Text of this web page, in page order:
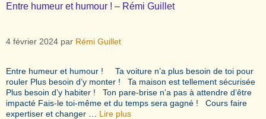
Entre humeur et humour ! – Rémi Guillet
4 février 2024 par Rémi Guillet
Entre humeur et humour ! Ta voiture n’a plus besoin de toi pour
rouler Plus besoin d’y monter ! Ta maison est tellement sécurisée
Plus besoin d’y habiter ! Ton pare-brise n’a pas à attendre d’être
impacté Fais-le toi-même et du temps sera gagné ! Cours faire
expertiser et changer … Lire plus